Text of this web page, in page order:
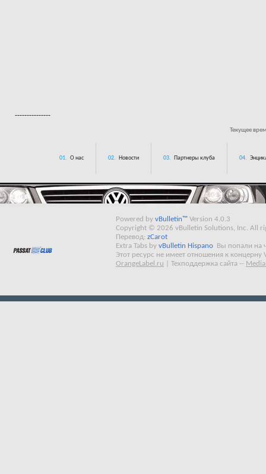
---------------
Текущее
01. О нас 02. Новости 03. Партнеры клуба 04.
Powered by vBulletin™ Version 4.0.3
Copyright © 2026 vBulletin Solutions, Inc. All
Перевод: zCarot
Extra Tabs by vBulletin Hispano
Вы попали на
Этот ресурс не имеет отношения к концерну
OrangeLabel.ru
Техподдержка сайта --